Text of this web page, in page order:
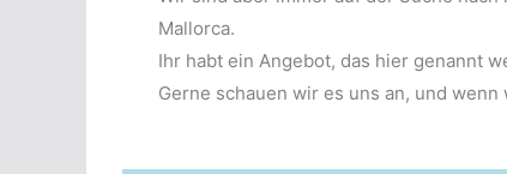
Mallorca.
Ihr habt ein Angebot, das hier genannt
Gerne schauen wir es uns an, und